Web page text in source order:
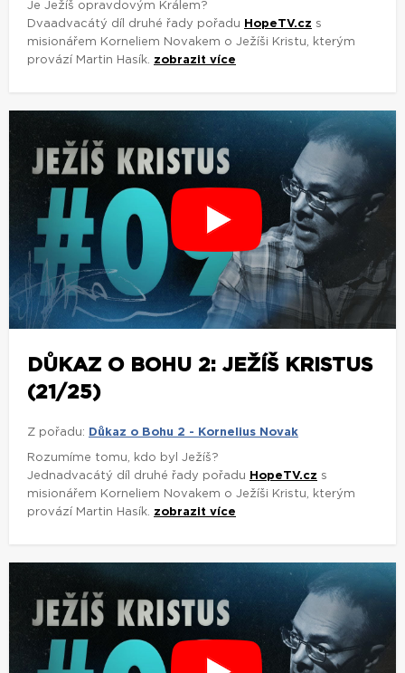
Je Ježíš opravdovým Králem?
Dvaadvacátý díl druhé řady pořadu
HopeTV.cz s
misionářem Korneliem Novakem o Ježíši Kristu, kterým
provází Martin Hasík. zobrazit více
DŮKAZ O BOHU 2: JEŽÍŠ KRISTUS
(21/25)
Z pořadu: Důkaz o Bohu 2 - Kornelius Novak
Rozumíme tomu, kdo byl Ježíš?
Jednadvacátý díl druhé řady pořadu
HopeTV.cz s
misionářem Korneliem Novakem o Ježíši Kristu, kterým
provází Martin Hasík. zobrazit více